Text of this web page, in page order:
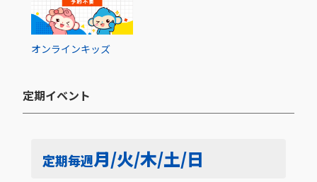
オンラインキッズ
定期イベント​
定期毎週月/火/木/土/日